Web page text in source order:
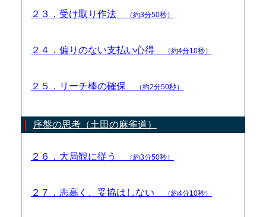
２３．受け取り作法 （約3分50秒）
２４．偏りのない支払い心得 （約4分10秒）
２５．リーチ棒の確保 （約2分50秒）
序盤の思考（土田の麻雀道）
２６．大局観に従う （約3分50秒）
２７．志高く、妥協はしない （約4分10秒）